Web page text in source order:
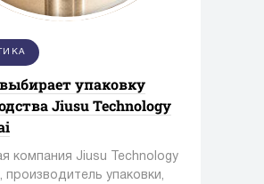
упаковку
Jiusu Technology
компания Jiusu Technology
производитель упаковки,